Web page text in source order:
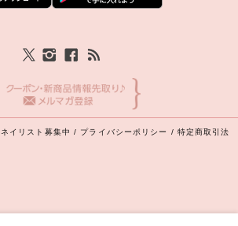
ネイリスト募集中 / プライバシーポリシー / 特定商取引法